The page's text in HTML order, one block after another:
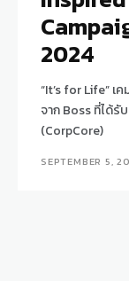
2024
“It’s for Life” เ
จาก Boss ที่ได้
(CorpCore)
SEPTEMBER 5,